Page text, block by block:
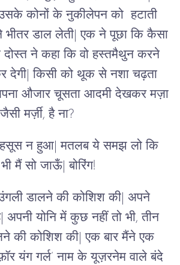
कोनों के नुकीलेपन को हटाती
भीतर डाल लेती| एक ने पूछा कि कैसा
दोस्त ने कहा कि वो हस्तमैथुन करने
देगी| किसी को थूक से नशा चढ़ता
औजार चूसता आदमी देखकर मज़ा
मर्ज़ी, है ना?
न हुआ| मतलब ये समझ लो कि
मैं सो जाऊँ| बोरिंग!
डालने की कोशिश की| अपने
अपनी योनि में कुछ नहीं तो भी, तीन
की कोशिश की| एक बार मैंने एक
यंग गर्ल’ नाम के यूज़रनेम वाले बंदे